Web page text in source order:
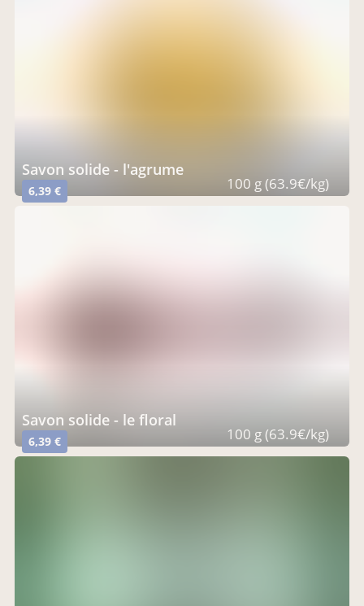
savon solide - l'agrume
6,39 € 100 g (63.9€/kg)
savon solide - le floral
6,39 € 100 g (63.9€/kg)